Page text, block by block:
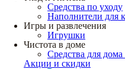
Средства по уходу
Наполнители для
Игры и развлечения
Игрушки
Чистота в доме
Средства для дома
Акции и скидки